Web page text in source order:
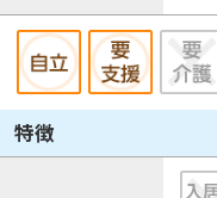
特徴